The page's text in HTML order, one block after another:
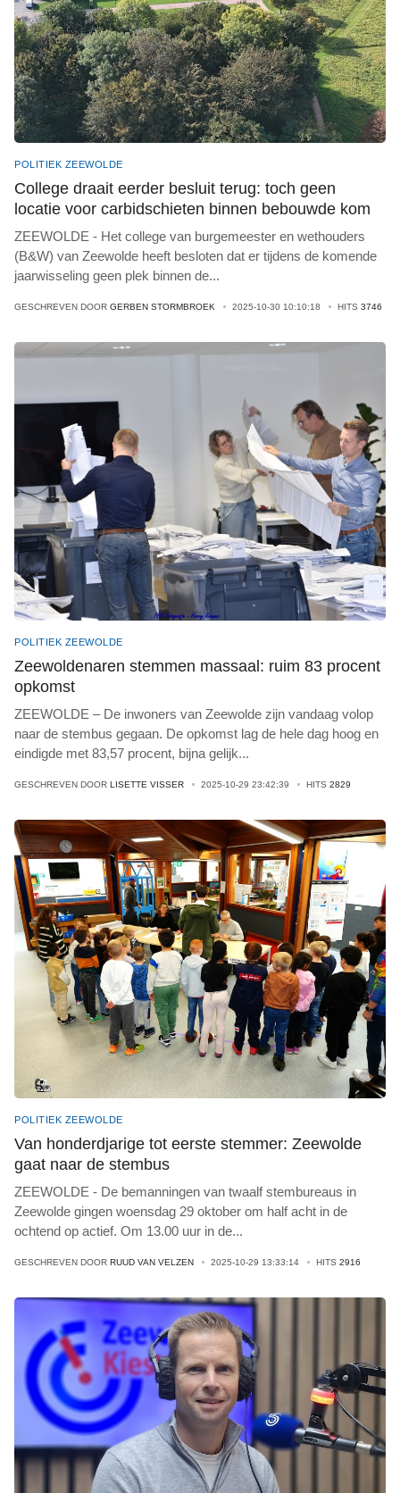
POLITIEK ZEEWOLDE
College draait eerder besluit terug: toch geen
locatie voor carbidschieten binnen bebouwde kom
ZEEWOLDE - Het college van burgemeester en wethouders
(B&W) van Zeewolde heeft besloten dat er tijdens de komende
jaarwisseling geen plek binnen de...
GESCHREVEN DOOR GERBEN STORMBROEK 2025-10-30 10:10:18 HITS 3746
POLITIEK ZEEWOLDE
Zeewoldenaren stemmen massaal: ruim 83 procent
opkomst
ZEEWOLDE – De inwoners van Zeewolde zijn vandaag volop
naar de stembus gegaan. De opkomst lag de hele dag hoog en
eindigde met 83,57 procent, bijna gelijk...
GESCHREVEN DOOR LISETTE VISSER 2025-10-29 23:42:39 HITS 2829
POLITIEK ZEEWOLDE
Van honderdjarige tot eerste stemmer: Zeewolde
gaat naar de stembus
ZEEWOLDE - De bemanningen van twaalf stembureaus in
Zeewolde gingen woensdag 29 oktober om half acht in de
ochtend op actief. Om 13.00 uur in de...
GESCHREVEN DOOR RUUD VAN VELZEN 2025-10-29 13:33:14 HITS 2916